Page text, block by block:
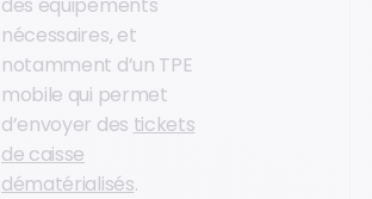
nécessaires, et
notamment d’un TPE
mobile qui permet
d’envoyer des tickets
de caisse
dématérialisés.